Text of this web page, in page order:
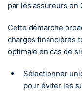
par les assureurs en
Cette démarche
charges financières
optimale en cas de
Sélectionner
pour éviter les